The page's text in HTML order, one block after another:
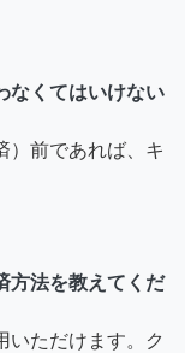
なくてはいけない
）前であれば、キ
方法を教えてくだ
いただけます。ク